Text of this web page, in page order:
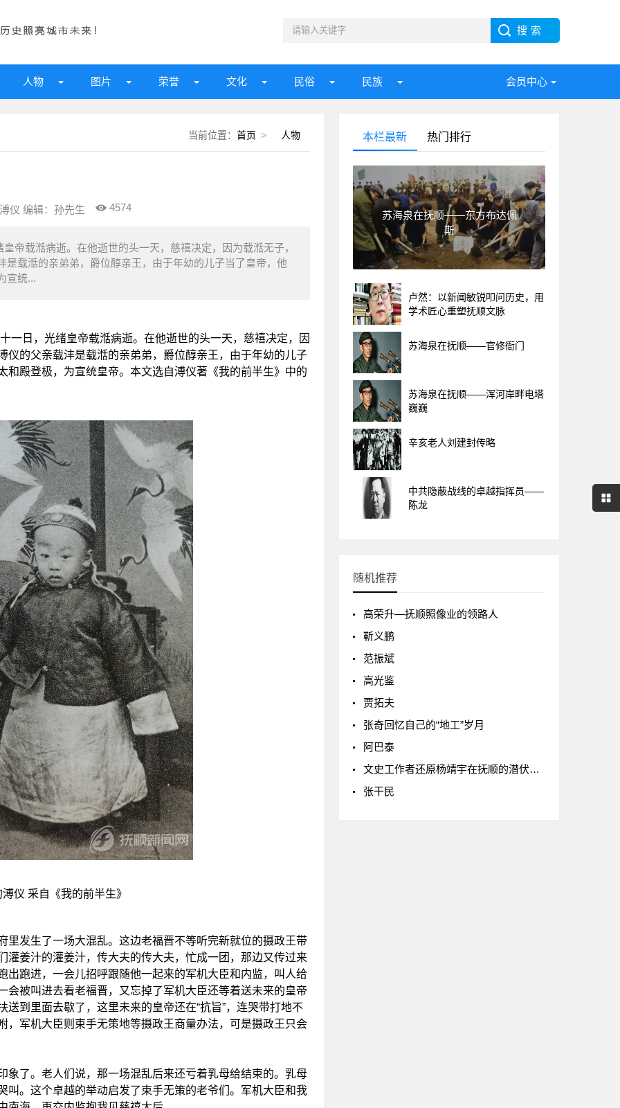
人物 图片 荣誉 文化 民俗 民族 会员中心
当前位置： 首页 > 人物
仪 编辑：孙先生 4574
帝载湉病逝。在他逝世的头一天，慈禧决定，因为载湉无子，
载湉的亲弟弟，爵位醇亲王，由于年幼的儿子当了皇帝，他
宣统...
日，光绪皇帝载湉病逝。在他逝世的头一天，慈禧决定，因
仪的父亲载沣是载湉的亲弟弟，爵位醇亲王，由于年幼的儿子
和殿登极，为宣统皇帝。本文选自溥仪著《我的前半生》中的
采自《我的前半生》
生了一场大混乱。这边老福晋不等听完新就位的摄政王带
灌姜汁的灌姜汁，传大夫的传大夫，忙成一团，那边又传过来
出跑进，一会儿招呼跟随他一起来的军机大臣和内监，叫人给
会被叫进去看老福晋，又忘掉了军机大臣还等着送未来的皇帝
到里面去歇了，这里未来的皇帝还在“抗旨”，连哭带打地不
，军机大臣则束手无策地等摄政王商量办法，可是摄政王只会
。老人们说，那一场混乱后来还亏着乳母给结束的。乳母
叫。这个卓越的举动启发了束手无策的老爷们。军机大臣和我
本栏最新 热门排行
苏海泉在抚顺——东方布达佩
斯
卢然：以新闻敏锐叩问历史，用
学术匠心重塑抚顺文脉
苏海泉在抚顺——官修衙门
苏海泉在抚顺——浑河岸畔电塔
巍巍
辛亥老人刘建封传略
中共隐蔽战线的卓越指挥员——
陈龙
随机推荐
高荣升—抚顺照像业的领路人
靳义鹏
范振斌
高光鉴
贾拓夫
张奇回忆自己的“地工”岁月
阿巴泰
文史工作者还原杨靖宇在抚顺的潜伏生涯
张干民